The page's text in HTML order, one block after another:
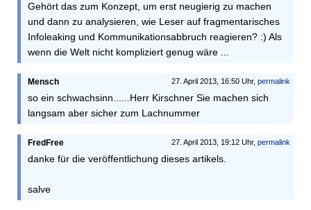
Gehört das zum Konzept, um erst neugierig zu machen
und dann zu analysieren, wie Leser auf fragmentarisches
Infoleaking und Kommunikationsabbruch reagieren? :) Als
wenn die Welt nicht kompliziert genug wäre ...
27. April 2013, 16:50 Uhr, permalink
Mensch
so ein schwachsinn......Herr Kirschner Sie machen sich
langsam aber sicher zum Lachnummer
27. April 2013, 19:12 Uhr, permalink
FredFree
danke für die veröffentlichung dieses artikels.
salve